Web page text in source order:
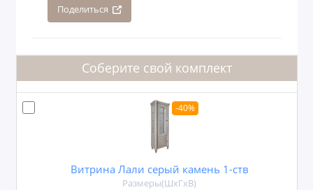
Поделиться
Соберите свой комплект
-40%
Витрина Лали серый камень 1-ств
Размеры(ШxГxВ)